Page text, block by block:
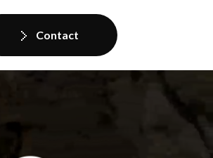
Contact